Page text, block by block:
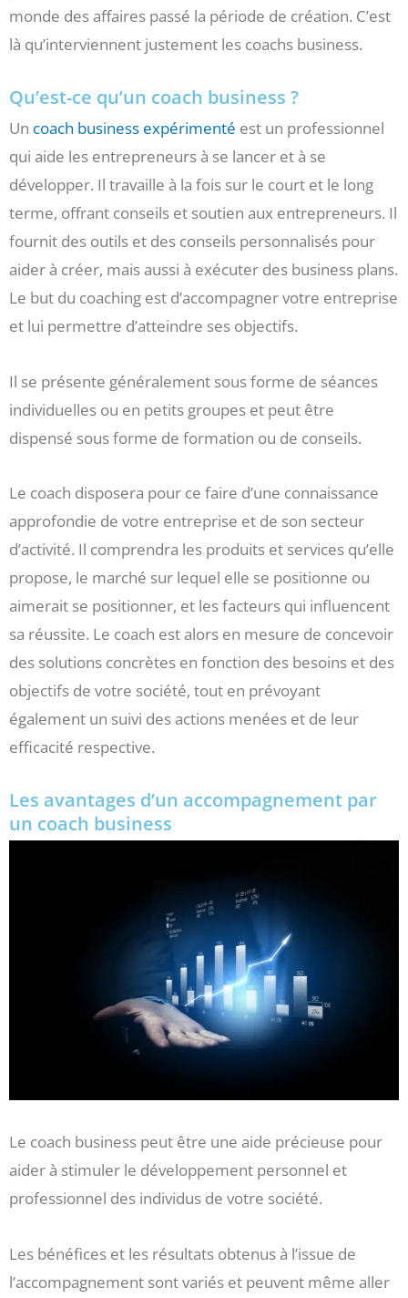
monde des affaires passé la période de création. C’est
là qu’interviennent justement les coachs business.
Qu’est-ce qu’un coach business ?
Un coach business expérimenté est un professionnel
qui aide les entrepreneurs à se lancer et à se
développer. Il travaille à la fois sur le court et le long
terme, offrant conseils et soutien aux entrepreneurs. Il
fournit des outils et des conseils personnalisés pour
aider à créer, mais aussi à exécuter des business plans.
Le but du coaching est d’accompagner votre entreprise
et lui permettre d’atteindre ses objectifs.
Il se présente généralement sous forme de séances
individuelles ou en petits groupes et peut être
dispensé sous forme de formation ou de conseils.
Le coach disposera pour ce faire d’une connaissance
approfondie de votre entreprise et de son secteur
d’activité. Il comprendra les produits et services qu’elle
propose, le marché sur lequel elle se positionne ou
aimerait se positionner, et les facteurs qui influencent
sa réussite. Le coach est alors en mesure de concevoir
des solutions concrètes en fonction des besoins et des
objectifs de votre société, tout en prévoyant
également un suivi des actions menées et de leur
efficacité respective.
Les avantages d’un accompagnement par
un coach business
Le coach business peut être une aide précieuse pour
aider à stimuler le développement personnel et
professionnel des individus de votre société.
Les bénéfices et les résultats obtenus à l’issue de
l’accompagnement sont variés et peuvent même aller